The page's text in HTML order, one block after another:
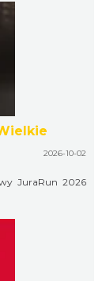
2026-10-02
JuraRun 2026